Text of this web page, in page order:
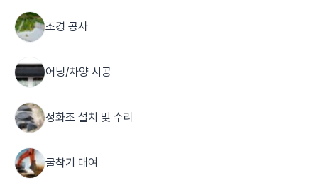
조경 공사
어닝/차양 시공
정화조 설치 및 수리
굴착기 대여